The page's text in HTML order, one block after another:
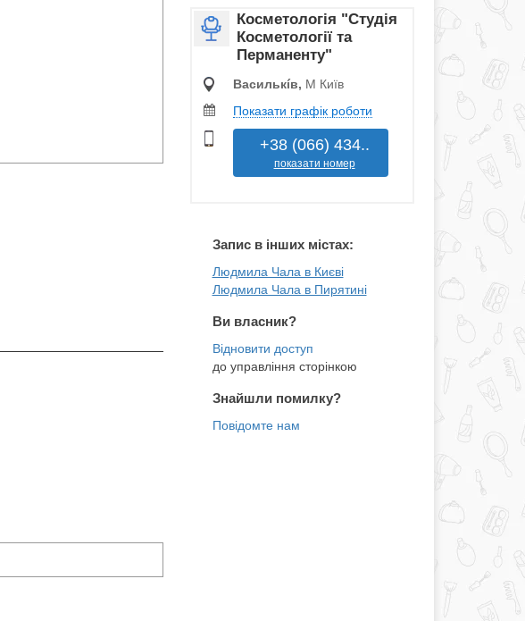
Косметологія "Студія
Косметології та
Перманенту"
Василькíв, М Київ
Показати графік роботи
+38 (066) 434..
показати номер
Запис в інших містах:
Людмила Чала в Києві
Людмила Чала в Пирятині
Ви власник?
до управління сторінкою
Знайшли помилку?